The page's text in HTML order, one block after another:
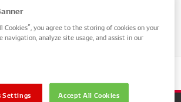
Cookies”, you agree to the storing of cookies on your
navigation, analyze site usage, and assist in our
Accept All Cookies
Settings